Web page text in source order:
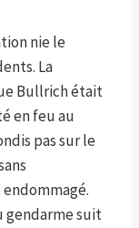
nie le
La
Bullrich était
en feu au
pas sur le
gendarme suit